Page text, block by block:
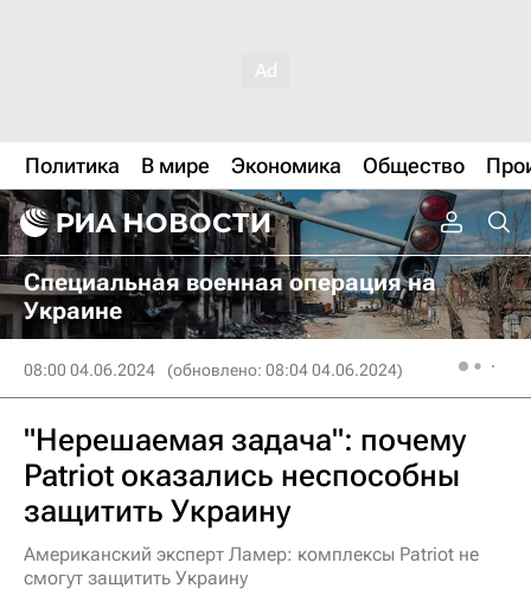
Политика В мире Экономика Общество
Специальная военная операция на
Украине
08:00 04.06.2024 (обновлено: 08:04 04.06.2024)
"Нерешаемая задача": почему
Patriot оказались неспособны
защитить Украину
Американский эксперт Ламер: комплексы Patriot не
смогут защитить Украину